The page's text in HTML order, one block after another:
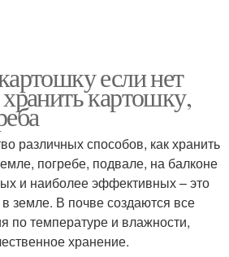
если нет
картошку,
различных способов, как хранить
погребе, подвале, на балконе
и наиболее эффективных – это
земле. В почве создаются все
по температуре и влажности,
хранение.